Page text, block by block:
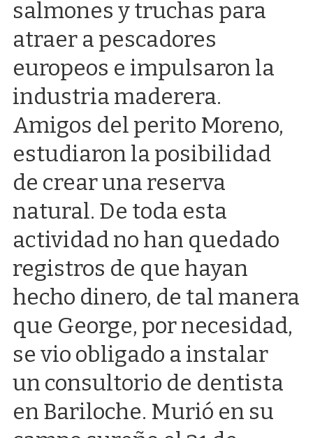
salmones y truchas para
atraer a pescadores
europeos e impulsaron la
industria maderera.
Amigos del perito Moreno,
estudiaron la posibilidad
de crear una reserva
natural. De toda esta
actividad no han quedado
registros de que hayan
hecho dinero, de tal manera
que George, por necesidad,
se vio obligado a instalar
un consultorio de dentista
en Bariloche. Murió en su